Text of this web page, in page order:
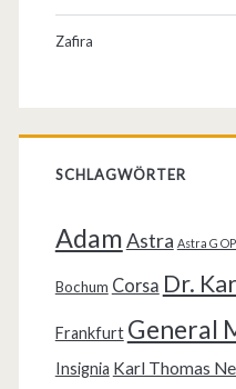
Zafira
SCHLAGWÖRTER
AdamAstra Astra G
Bochum Corsa Dr.
Frankfurt General
Insignia Karl Thomas